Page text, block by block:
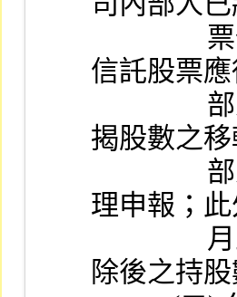
信託股票
揭股數之
理申報；
除後之持股